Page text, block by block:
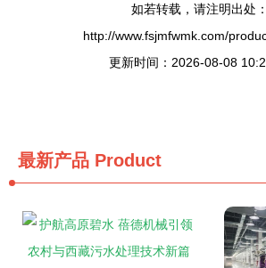
如若转载，请注明出处：
http://www.fsjmfwmk.com/
更新时间：2026-08-08
最新产品 Product